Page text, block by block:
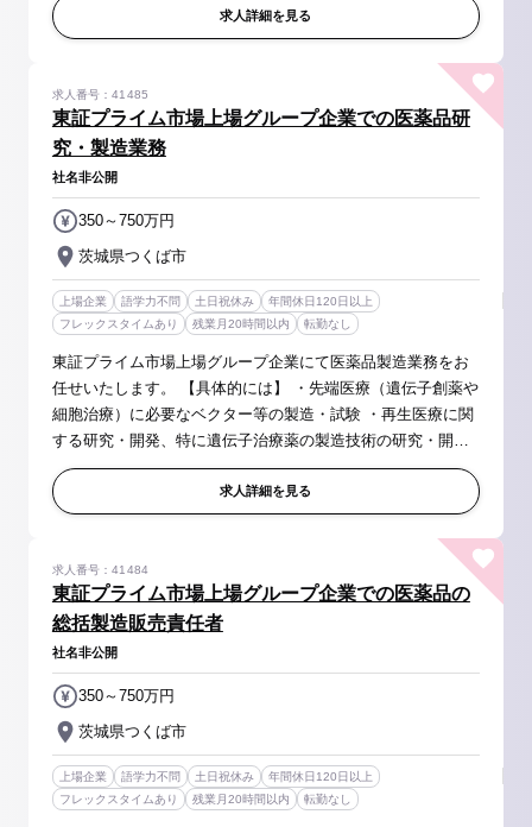
長】 ベクター開発...
求人詳細を見る
東証プライム市場上場グループ企業での医薬品研
究・製造業務
求人番号：41485
社名非公開
茨城県つくば市
350～750万円
上場企業 語学力不問 土日祝休み
年間休日120日以上
フレックスタイムあり
残業月20時間以内 転勤なし
東証プライム市場上場グループ企業にて医薬品製造業務をお
任せいたします。 【具体的には】 ・先端医療（遺伝子創薬や
細胞治療）に必要なベクター等の製造・試験 ・再生医療に関
する研究・開発、特に遺伝子治療薬の製造技術の研究・開発
を研究者と一体となって遂行 ・その他、必要なバイオ関連研
究・開発を研究者...
求人詳細を見る
東証プライム市場上場グループ企業での医薬品の
総括製造販売責任者
求人番号：41484
社名非公開
茨城県つくば市
350～750万円
上場企業 語学力不問 土日祝休み
年間休日120日以上
フレックスタイムあり
残業月20時間以内 転勤なし